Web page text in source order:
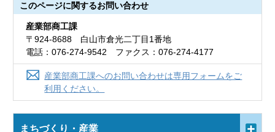
このページに関するお問い合わせ
産業部商工課
〒924-8688 白山市倉光二丁目1番地
電話：076-274-9542 ファクス：076-274-4177
産業部商工課へのお問い合わせは専用フォームをご
利用ください。
まちづくり・産業